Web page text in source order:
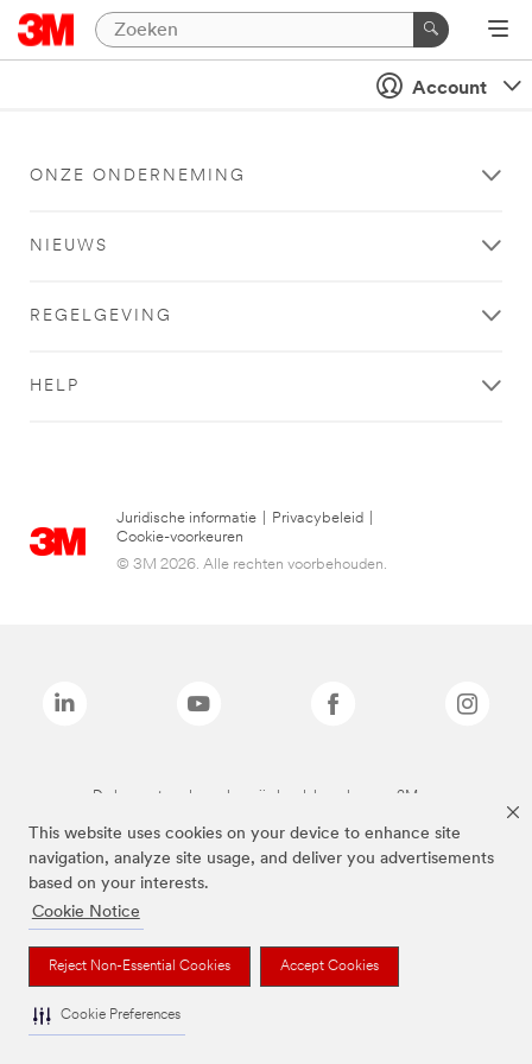
This website uses cookies on your device to enhance site
navigation, analyze site usage, and deliver you advertisements
based on your interests.
Cookie Notice
Reject Non-Essential Cookies Accept Cookies
Cookie Preferences
Account
ONZE ONDERNEMING
NIEUWS
REGELGEVING
HELP
Juridische informatie Privacybeleid
Cookie-voorkeuren
© 3M 2026. Alle rechten voorbehouden.
De bovenstaande merken zijn handelsmerken van 3M.we